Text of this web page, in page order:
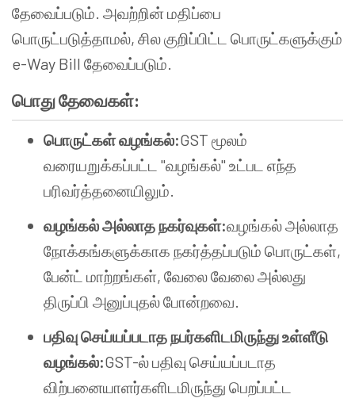
தேவைப்படும். அவற்றின் மதிப்பை
பொருட்படுத்தாமல், சில குறிப்பிட்ட பொருட்களுக்கும்
e-Way Bill தேவைப்படும்.
பொது தேவைகள்:
பொருட்கள் வழங்கல்:GST மூலம்
வரையறுக்கப்பட்ட "வழங்கல்" உட்பட எந்த
பரிவர்த்தனையிலும்.
வழங்கல் அல்லாத நகர்வுகள்:வழங்கல் அல்லாத
நோக்கங்களுக்காக நகர்த்தப்படும் பொருட்கள்,
பேன்ட் மாற்றங்கள், வேலை வேலை அல்லது
திருப்பி அனுப்புதல் போன்றவை.
பதிவு செய்யப்படாத நபர்களிடமிருந்து உள்ளீடு
வழங்கல்:GST-ல் பதிவு செய்யப்படாத
விற்பனையாளர்களிடமிருந்து பெறப்பட்ட